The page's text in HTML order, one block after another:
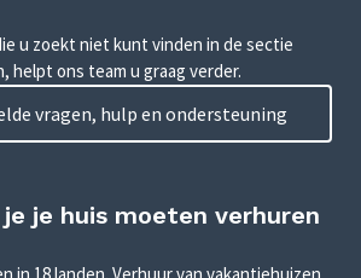
u zoekt niet kunt vinden in de sectie
helpt ons team u graag verder.
vragen, hulp en ondersteuning
je huis moeten verhuren